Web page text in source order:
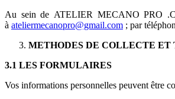
Au sein de ATELIER MECANO PRO
à ateliermecanopro@gmail.com ; par
METHODES DE COLLECTE ET
3.1 LES FORMULAIRES
Vos informations personnelles peuvent être